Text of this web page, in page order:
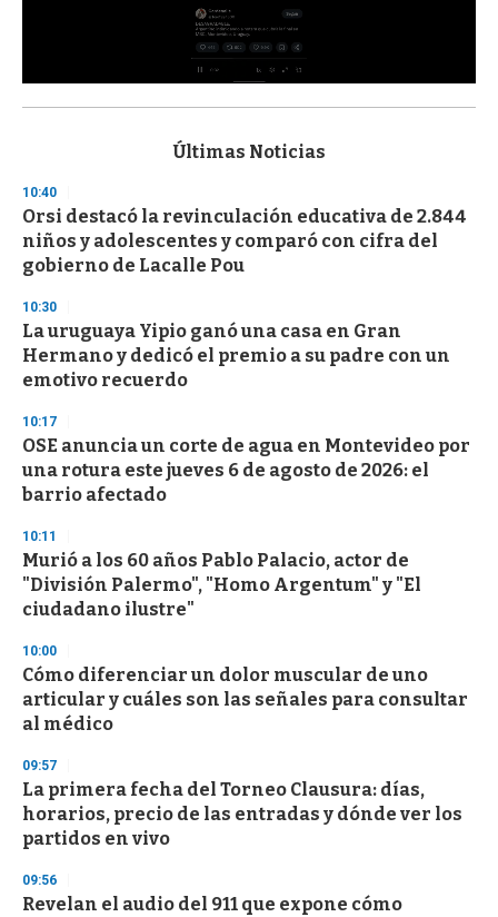
s
d
s
o
f
3
s
e
c
o
n
Últimas Noticias
10:40
Orsi destacó la revinculación educativa de 2.844
niños y adolescentes y comparó con cifra del
gobierno de Lacalle Pou
10:30
La uruguaya Yipio ganó una casa en Gran
Hermano y dedicó el premio a su padre con un
emotivo recuerdo
10:17
OSE anuncia un corte de agua en Montevideo por
una rotura este jueves 6 de agosto de 2026: el
barrio afectado
10:11
Murió a los 60 años Pablo Palacio, actor de
"División Palermo", "Homo Argentum" y "El
ciudadano ilustre"
10:00
Cómo diferenciar un dolor muscular de uno
articular y cuáles son las señales para consultar
al médico
09:57
La primera fecha del Torneo Clausura: días,
horarios, precio de las entradas y dónde ver los
partidos en vivo
09:56
Revelan el audio del 911 que expone cómo